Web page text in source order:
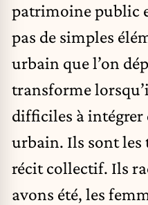
patrimoine public
pas de simples
urbain que l’on
transforme
difficiles à intégrer
urbain. Ils sont les
récit collectif. Ils
avons été, les